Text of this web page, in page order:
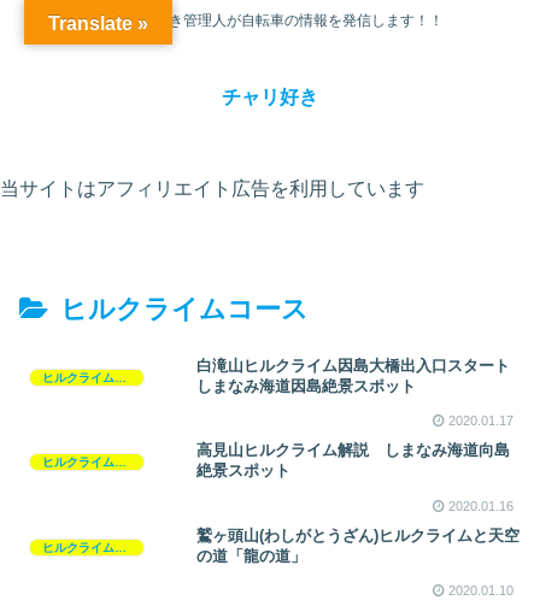
チャリ大好き管理人が自転車の情報を発信します！！
チャリ好き
当サイトはアフィリエイト広告を利用しています
ヒルクライムコース
白滝山ヒルクライム因島大橋出入口スタート
しまなみ海道因島絶景スポット
2020.01.17
ヒルクライムコース
高見山ヒルクライム解説 しまなみ海道向島
絶景スポット
2020.01.16
鷲ヶ頭山(わしがとうざん)ヒルクライムと天空
の道「龍の道」
2020.01.10
Translate »